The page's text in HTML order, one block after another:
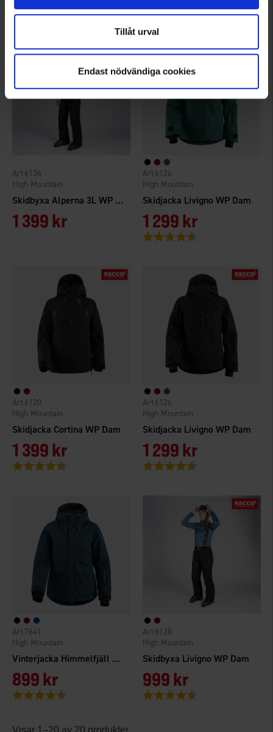
Tillåt urval
Endast nödvändiga cookies
Betyg:
Skidbyxa Alperna 3L WP Dam
High Mountain
6134
1 399 kr
Skidjacka Livigno WP Dam
High Mountain
6126
1 299 kr
Betyg:
Skidjacka Cortina WP Dam
High Mountain
6120
1 399 kr
Betyg:
Skidjacka Livigno WP Dam
High Mountain
6126
1 299 kr
Betyg:
Vinterjacka Himmelfjäll WP Dam
High Mountain
7641
899 kr
Betyg:
Skidbyxa Livigno WP Dam
High Mountain
6128
999 kr
Betyg:
Visar 1–20 av 20 produkter